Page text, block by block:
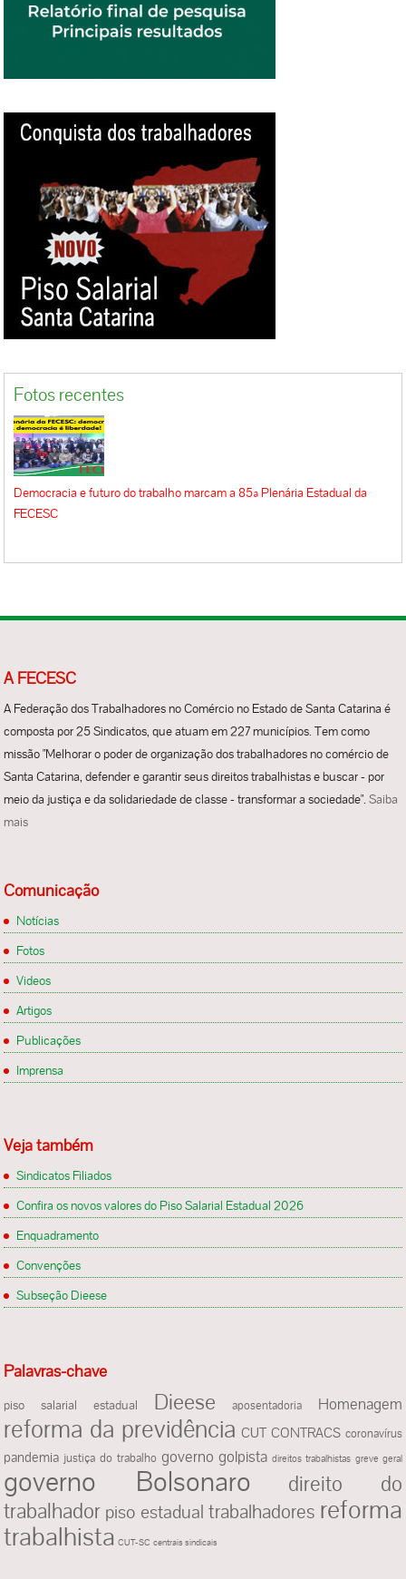
Fotos recentes
Democracia e futuro do trabalho marcam a 85ª Plenária Estadual da
FECESC
A FECESC
A Federação dos Trabalhadores no Comércio no Estado de Santa Catarina é
composta por 25 Sindicatos, que atuam em 227 municípios. Tem como
missão "Melhorar o poder de organização dos trabalhadores no comércio de
Santa Catarina, defender e garantir seus direitos trabalhistas e buscar - por
meio da justiça e da solidariedade de classe - transformar a sociedade".Saiba
mais
Comunicação
Notícias
Fotos
Videos
Artigos
Publicações
Imprensa
Veja também
Sindicatos Filiados
Confira os novos valores do Piso Salarial Estadual 2026
Enquadramento
Convenções
Subseção Dieese
Palavras-chave
piso salarial estadual Dieese aposentadoria Homenagem
reforma da previdência CUT CONTRACS coronavírus
pandemia justiça do trabalho governo golpista direitos trabalhistas greve geral
governo Bolsonaro
direito do
trabalhador piso estadual trabalhadores reforma
trabalhista CUT-SC centrais sindicais